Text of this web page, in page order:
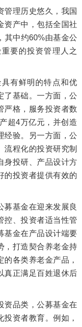
理历史悠久，我国
资产中，包括全国社
其中约60%由基金公
要的投资管理人之
有鲜明的特点和优
了基础。一方面，公
严格，服务投资者数
超4万亿元，并创造
经验。另一方面，公
流程化的投资研究制
身投研、产品设计方
的投资者提供有效的
基金在迎来发展良
控、投资者适当性管
基金在产品设计端要
，打造契合养老金持
各类养老金产品，
真正满足百姓退休后
品类，公募基金在
资者教育。例如，